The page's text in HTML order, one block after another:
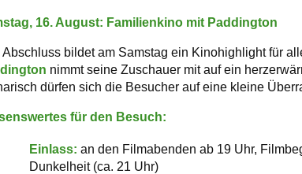
16. August: Familienkino mit Paddington
Abschluss bildet am Samstag ein Kinohighlight für
nimmt seine Zuschauer mit auf ein
dürfen sich die Besucher auf eine kleine
für den Besuch:
Einlass: an den Filmabenden ab 19 Uhr,
Dunkelheit (ca. 21 Uhr)